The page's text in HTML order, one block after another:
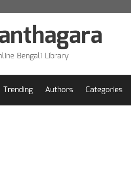
Bengali Library
Trending Authors Categories